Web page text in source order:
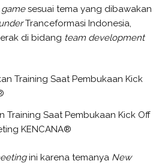
gamesesuai tema yang dibawakan
Tranceformasi Indonesia,
di bidang team development
Training Saat Pembukaan Kick Off
KENCANA®
ini karena temanya New